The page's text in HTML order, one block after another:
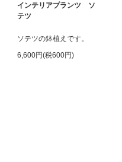
インテリアプランツ ソ
テツ
ソテツの鉢植えです。
6,600円(税600円)